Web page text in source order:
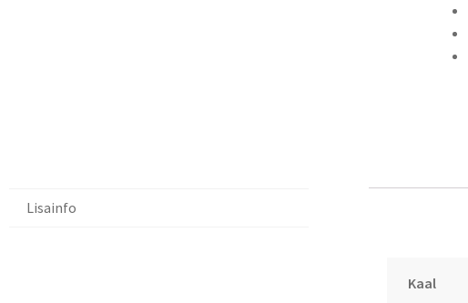
Lisainfo
Kaal